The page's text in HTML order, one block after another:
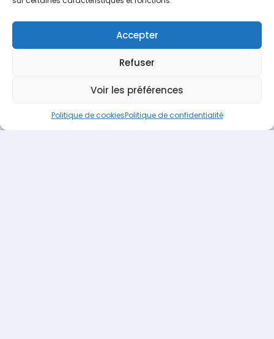
Accepter
Refuser
Voir les préférences
Politique de cookiesPolitique de confidentialité
Espace Recrutement
propulsé fièrement par
Une création
confidentialité